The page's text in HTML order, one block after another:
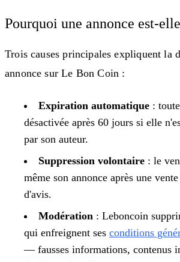
Pourquoi une annonce est-
Trois causes principales expliquent la
annonce sur Le Bon Coin :
Expiration automatique :
désactivée après 60 jours si elle
par son auteur.
Suppression volontaire : le
même son annonce après une
d'avis.
Modération : Leboncoin
qui enfreignent ses conditions
— fausses informations, contenus